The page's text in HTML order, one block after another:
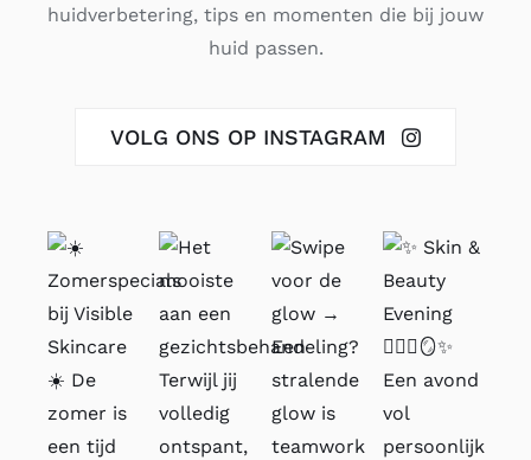
huidverbetering, tips en momenten die bij jouw
huid passen.
VOLG ONS OP INSTAGRAM